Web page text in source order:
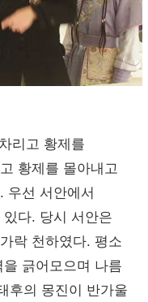
리고 황제를
황제를 몰아내고
우선 서안에서
다. 당시 서안은
락 천하였다. 평소
긁어모으며 나름
후의 몽진이 반가울